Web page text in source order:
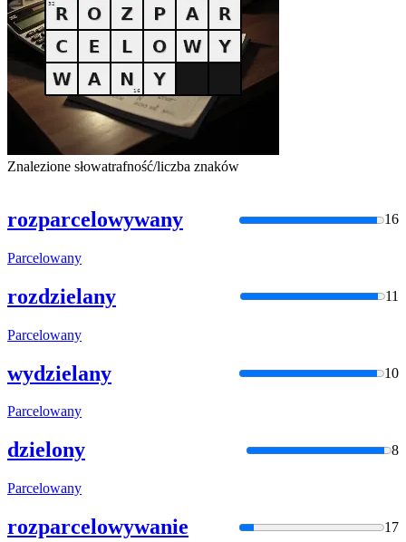
Znalezione słowatrafność/liczba znaków
rozparcelowywany 16
Parcelowany
rozdzielany 11
Parcelowany
wydzielany 10
Parcelowany
dzielony 8
Parcelowany
rozparcelowywanie 17